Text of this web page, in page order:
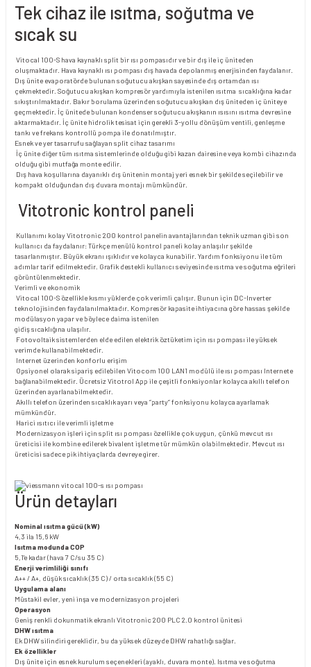
Tek cihaz ile ısıtma, soğutma ve
sıcak su
Vitocal 100-S hava kaynaklı split bir ısı pompasıdır ve bir dış ile iç üniteden
oluşmaktadır. Hava kaynaklı ısı pompası dış havada depolanmış enerjisinden faydalanır.
Dış ünite evaporatörde bulunan soğutucu akışkan sayesinde dış ortamdan ısı
çekmektedir. Soğutucu akışkan kompresör yardımıyla istenilen ısıtma sıcaklığına kadar
sıkıştırılmaktadır. Bakır borulama üzerinden soğutucu akışkan dış üniteden iç üniteye
geçmektedir. İç ünitede bulunan kondenser soğutucu akışkanın ısısını ısıtma devresine
aktarmaktadır. İç ünite hidrolik tesisat için gerekli 3-yollu dönüşüm ventili, genleşme
tankı ve frekans kontrollü pompa ile donatılmıştır.
Esnek ve yer tasarrufu sağlayan split cihaz tasarımı
İç ünite diğer tüm ısıtma sistemlerinde olduğu gibi kazan dairesine veya kombi cihazında
olduğu gibi mutfağa monte edilir.
Dış hava koşullarına dayanıklı dış ünitenin montaj yeri esnek bir şekilde seçilebilir ve
kompakt olduğundan dış duvara montajı mümkündür.
Vitotronic kontrol paneli
Kullanımı kolay Vitotronic 200 kontrol panelin avantajlarından teknik uzman gibi son
kullanıcı da faydalanır: Türkçe menülü kontrol paneli kolay anlaşılır şekilde
tasarlanmıştır. Büyük ekranı ışıklıdır ve kolayca kunabilir. Yardım fonksiyonu ile tüm
adımlar tarif edilmektedir. Grafik destekli kullanıcı seviyesinde ısıtma ve soğutma eğrileri
görüntülenmektedir.
Verimli ve ekonomik
Vitocal 100-S özellikle kısmı yüklerde çok verimli çalışır. Bunun için DC-Inverter
teknolojisinden faydalanılmaktadır. Kompresör kapasite ihtiyacına göre hassas şekilde
modülasyon yapar ve böylece daima istenilen
gidiş sıcaklığına ulaşılır.
Fotovoltaik sistemlerden elde edilen elektrik öztüketim için ısı pompası ile yüksek
verimde kullanabilmektedir.
Internet üzerinden konforlu erişim
Opsiyonel olarak sipariş edilebilen Vitocom 100 LAN1 modülü ile ısı pompası Internete
bağlanabilmektedir. Ücretsiz Vitotrol App ile çeşitli fonksiyonlar kolayca akıllı telefon
üzerinden ayarlanabilmektedir.
Akıllı telefon üzerinden sıcaklık ayarı veya “party“ fonksiyonu kolayca ayarlamak
mümkündür.
Harici ısıtıcı ile verimli işletme
Modernizasyon işleri için split ısı pompası özellikle çok uygun, çünkü mevcut ısı
üreticisi ile kombine edilerek bivalent işletme tür mümkün olabilmektedir. Mevcut ısı
üreticisi sadece pik ihtiyaçlarda devreye girer.
Ürün detayları
Nominal ısıtma gücü (kW)
4,3 ila 15,6 kW
Isıtma modunda COP
5,1'e kadar (hava 7 C/su 35 C)
Enerji verimliliği sınıfı
A++ / A+, düşük sıcaklık (35 C) / orta sıcaklık (55 C)
Uygulama alanı
Müstakil evler, yeni inşa ve modernizasyon projeleri
Operasyon
Geniş renkli dokunmatik ekranlı Vitotronic 200 PLC 2.0 kontrol ünitesi
DHW ısıtma
Ek DHW silindiri gereklidir, bu da yüksek düzeyde DHW rahatlığı sağlar.
Ek özellikler
Dış ünite için esnek kurulum seçenekleri (ayaklı, duvara monte). Isıtma ve soğutma